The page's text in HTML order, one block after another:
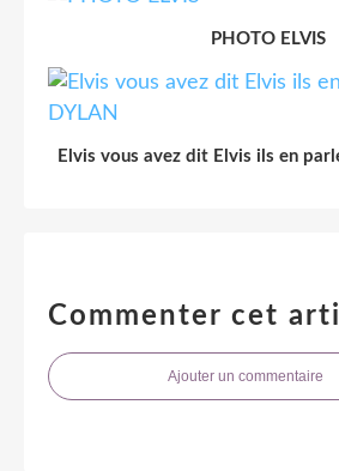
PHOTO ELVIS
Elvis vous avez dit Elvis ils en
Commenter cet
Ajouter un commentaire